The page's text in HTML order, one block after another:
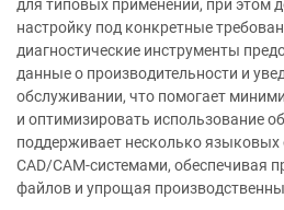
для типовых применений, при этом
настройку под конкретные
диагностические инструменты
данные о производительности и
обслуживании, что помогает
и оптимизировать использование
поддерживает несколько языковых
CAD/CAM-системами, обеспечивая
файлов и упрощая